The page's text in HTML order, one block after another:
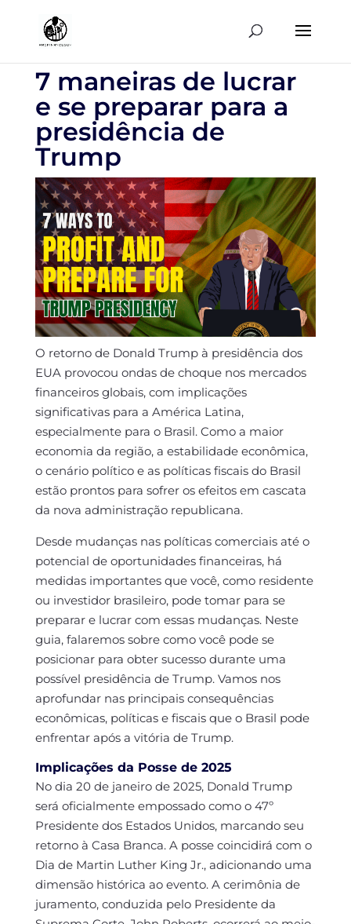
7 maneiras de lucrar
e se preparar para a
presidência de
Trump
O retorno de Donald Trump à presidência dos
EUA provocou ondas de choque nos mercados
financeiros globais, com implicações
significativas para a América Latina,
especialmente para o Brasil. Como a maior
economia da região, a estabilidade econômica,
o cenário político e as políticas fiscais do Brasil
estão prontos para sofrer os efeitos em cascata
da nova administração republicana.
Desde mudanças nas políticas comerciais até o
potencial de oportunidades financeiras, há
medidas importantes que você, como residente
ou investidor brasileiro, pode tomar para se
preparar e lucrar com essas mudanças. Neste
guia, falaremos sobre como você pode se
posicionar para obter sucesso durante uma
possível presidência de Trump. Vamos nos
aprofundar nas principais consequências
econômicas, políticas e fiscais que o Brasil pode
enfrentar após a vitória de Trump.
Implicações da Posse de 2025
No dia 20 de janeiro de 2025, Donald Trump
será oficialmente empossado como o 47º
Presidente dos Estados Unidos, marcando seu
retorno à Casa Branca. A posse coincidirá com o
Dia de Martin Luther King Jr., adicionando uma
dimensão histórica ao evento. A cerimônia de
juramento, conduzida pelo Presidente da